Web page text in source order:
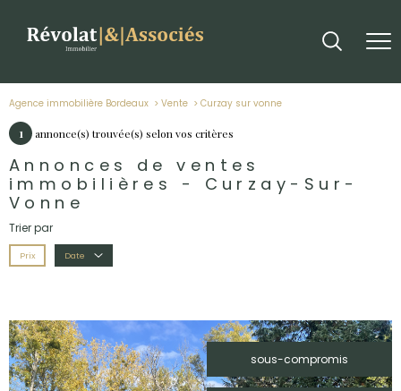
Agence immobilière Bordeaux Vente curzay sur vonne
1 annonce(s) trouvée(s) selon vos critères
Annonces de ventes
immobilières - Curzay-Sur-
Vonne
Trier par
Prix Date
sous-compromis